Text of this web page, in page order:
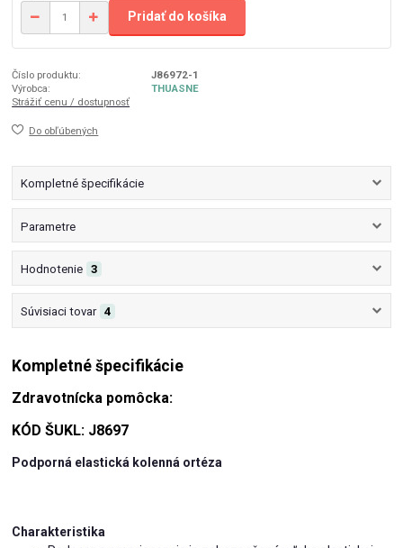
Pridať do košíka
Číslo produktu:
J86972-1
Výrobca:
THUASNE
Strážiť cenu / dostupnosť
Do obľúbených
Kompletné špecifikácie
Parametre
Hodnotenie 3
Súvisiaci tovar 4
Kompletné špecifikácie
Zdravotnícka pomôcka:
KÓD ŠUKL: J8697
Podporná elastická kolenná ortéza
Charakteristika